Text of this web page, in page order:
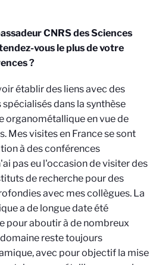
CNRS des Sciences
vous le plus de votre
?
établir des liens avec des
dans la synthèse
organométallique en vue de
Mes visites en France se sont
à des conférences
pas eu l'occasion de visiter des
de recherche pour des
avec mes collègues. La
a de longue date été
pour aboutir à de nombreux
reste toujours
avec pour objectif la mise